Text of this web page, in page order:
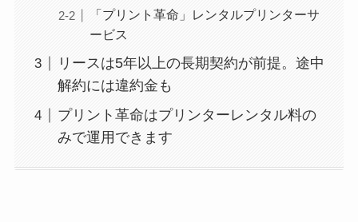
「プリント革命」レンタルプリンターサ
ービス
リースは5年以上の長期契約が前提。途中
解約には違約金も
プリント革命はプリンターレンタル料の
みで運用できます